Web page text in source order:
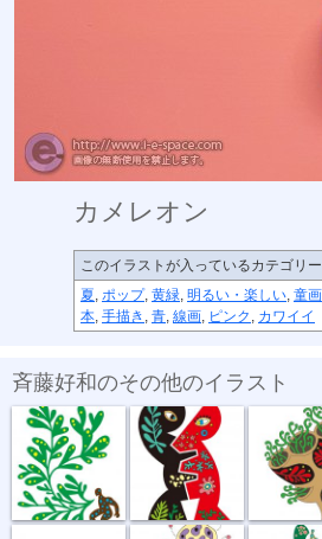
カメレオン
このイラストが入っているカテゴリー
夏, ポップ, 黄緑, 明るい・楽しい, 童画
本, 手描き , 青, 線画, ピンク , カワイイ
斉藤好和のその他のイラスト
植物のチカラ 組み合わせ 植木鉢
どう、このポ... おいしい匂い 新しい種